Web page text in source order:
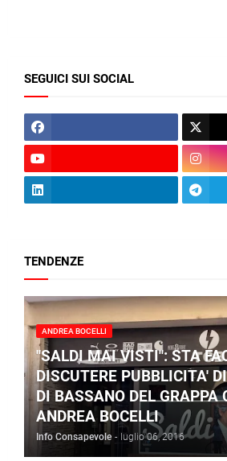
SEGUICI SUI SOCIAL
TENDENZE
ANDREA BOCELLI
"SALDI MAI VISTI": STA
DISCUTERE PUBBLICITA'
DI BASSANO DEL GRAPPA
ANDREA BOCELLI
Info Consapevole - luglio 06, 2016